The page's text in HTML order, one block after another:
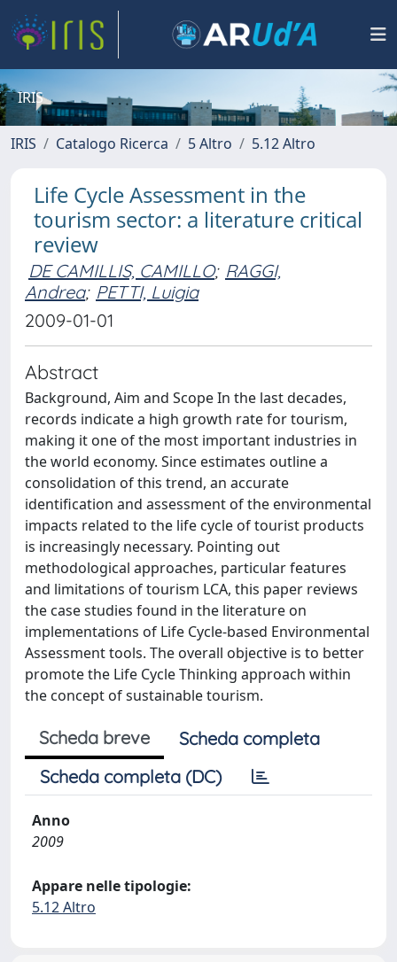
IRIS
IRIS Catalogo Ricerca 5 Altro 5.12 Altro
Life Cycle Assessment in the
tourism sector: a literature critical
review
DE CAMILLIS, CAMILLO; RAGGI,
Andrea; PETTI, Luigia
2009-01-01
Abstract
Background, Aim and Scope In the last decades,
records indicate a high growth rate for tourism,
making it one of the most important industries in
the world economy. Since estimates outline a
consolidation of this trend, an accurate
identification and assessment of the environmental
impacts related to the life cycle of tourist products
is increasingly necessary. Pointing out
methodological approaches, particular features
and limitations of tourism LCA, this paper reviews
the case studies found in the literature on
implementations of Life Cycle-based Environmental
Assessment tools. The overall objective is to better
promote the Life Cycle Thinking approach within
the concept of sustainable tourism.
Scheda breve
Scheda completa
Scheda completa (DC)
Anno
2009
Appare nelle tipologie:
5.12 Altro